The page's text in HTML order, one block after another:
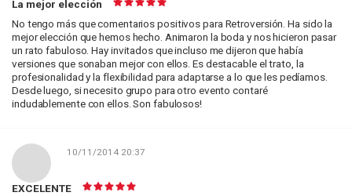
La mejor elección
No tengo más que comentarios positivos para Retroversión. Ha sido la
mejor elección que hemos hecho. Animaron la boda y nos hicieron pasar
un rato fabuloso. Hay invitados que incluso me dijeron que había
versiones que sonaban mejor con ellos. Es destacable el trato, la
profesionalidad y la flexibilidad para adaptarse a lo que les pedíamos.
Desde luego, si necesito grupo para otro evento contaré
indudablemente con ellos. Son fabulosos!
10/11/2014 20:37
EXCELENTE